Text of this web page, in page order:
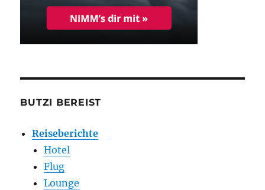
BUTZI BEREIST
Reiseberichte
Hotel
Flug
Lounge